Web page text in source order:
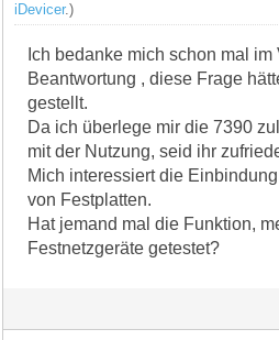
iDevicer.)
Ich bedanke mich schon mal im
Beantwortung , diese Frage
gestellt.
Da ich überlege mir die 7390
mit der Nutzung, seid ihr
Mich interessiert die
von Festplatten.
Hat jemand mal die Funktion,
Festnetzgeräte getestet?